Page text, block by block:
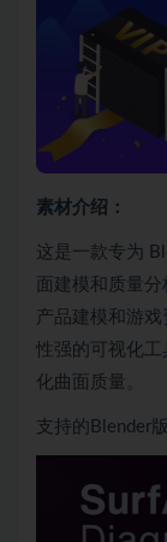
素材介绍：
这是一款专为
面建模和质量分
产品建模和游
性强的 可视化工
化曲面质量。
支持的 Blender